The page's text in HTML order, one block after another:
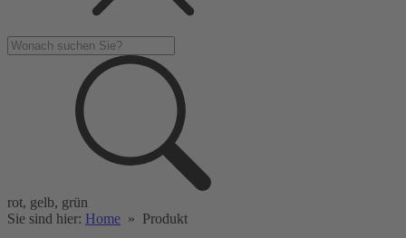
rot, gelb, grün
Sie sind hier: Home » Produkt